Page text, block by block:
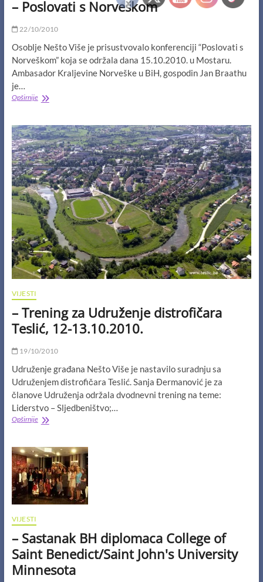
– Poslovati s Norveškom
22/10/2010
Osoblje Nešto Više je prisustvovalo konferenciji “Poslovati s
Norveškom” koja se održala dana 15.10.2010. u Mostaru.
Ambasador Kraljevine Norveške u BiH, gospodin Jan Braathu
je…
Opširnije–
Norveškom
VIJESTI
– Trening za Udruženje distrofičara
Teslić, 12-13.10.2010.
19/10/2010
Udruženje građana Nešto Više je nastavilo suradnju sa
Udruženjem distrofičara Teslić. Sanja Đermanović je za
članove Udruženja održala dvodnevni trening na teme:
Liderstvo – Sljedbeništvo;…
Opširnije–
Udruženje
distrofičara
Teslić,
12-
13.10.2010.
VIJESTI
– Sastanak BH diplomaca College of
Saint Benedict/Saint John's University
Minnesota